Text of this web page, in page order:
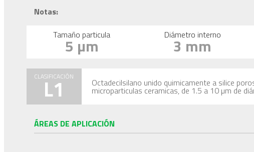
Notas:
Tamaño particula
5 µm Diámetro interno
3 mm
CLASIFICACIÓN
L1 Octadecilsilano unido quimicamente a silice
microparticulas ceramicas, de 1.5 a 10 µm de
ÁREAS DE APLICACIÓN